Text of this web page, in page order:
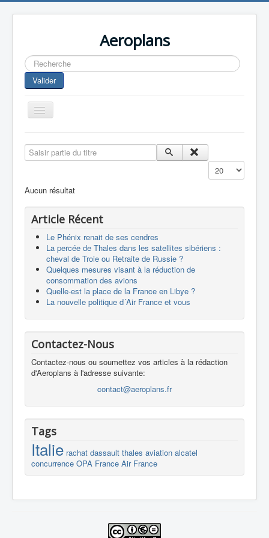
Aeroplans
Rechercher
Valider
Toggle
Navigation
Aviation Commerciale
Europespace
Drones
Saisir partie du titre
Affichage #
Aucun résultat
Article Récent
Le Phénix renait de ses cendres
La percée de Thales dans les satellites sibériens :
cheval de Troie ou Retraite de Russie ?
Quelques mesures visant à la réduction de
consommation des avions
Quelle-est la place de la France en Libye ?
La nouvelle politique d´Air France et vous
Contactez-Nous
Contactez-nous ou soumettez vos articles à la rédaction
d'Aeroplans à l'adresse suivante:
contact@aeroplans.fr
Tags
Italie rachat dassault thales aviation alcatel
concurrence OPA France Air France